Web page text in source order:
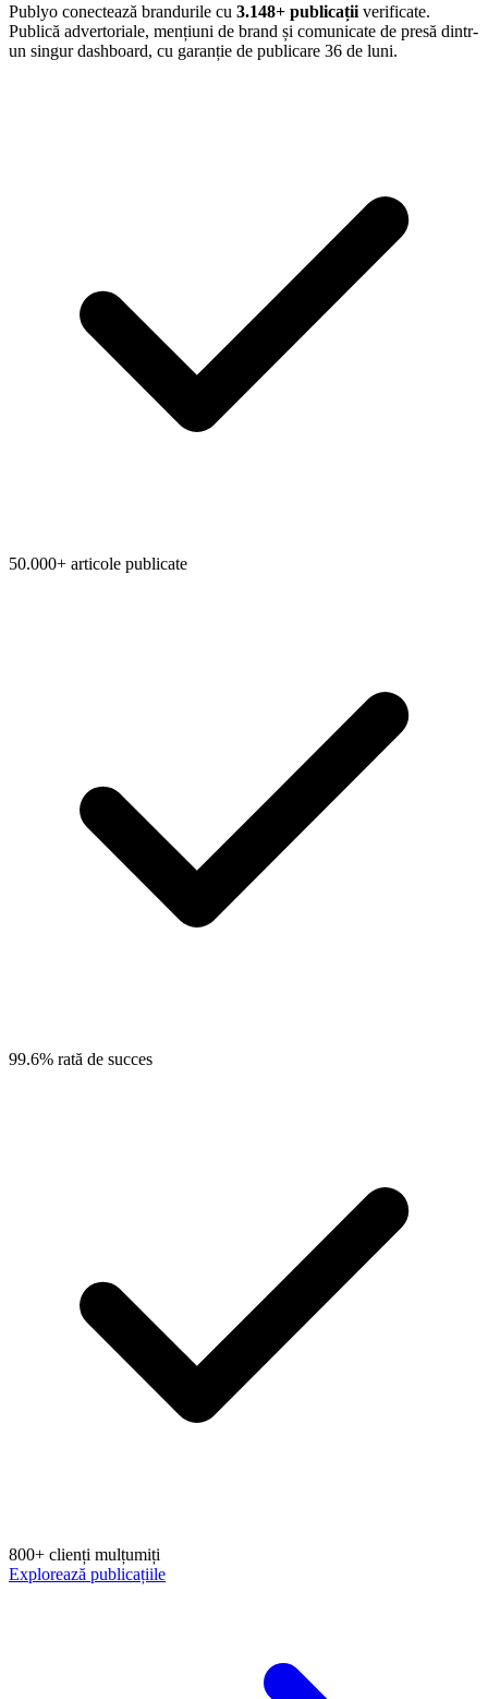
Publyo conectează brandurile cu 3.148+ publicații verificate.
Publică advertoriale, mențiuni de brand și comunicate de presă dintr-
un singur dashboard, cu garanție de publicare 36 de luni.
50.000+ articole publicate
99.6% rată de succes
800+ clienți mulțumiți
Explorează publicațiile